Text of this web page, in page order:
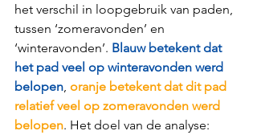
het verschil in loopgebruik van paden,
tussen ‘zomeravonden’ en
‘winteravonden’. Blauw betekent dat
het pad veel op winteravonden werd
belopen, oranje betekent dat dit pad
relatief veel op zomeravonden werd
belopen. Het doel van de analyse: